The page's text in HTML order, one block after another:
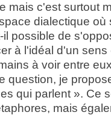
mais c'est surtout
dialectique où
possible de
à l'idéal d'un sens
à voir entre
question, je
qui parlent ». Ce
mais